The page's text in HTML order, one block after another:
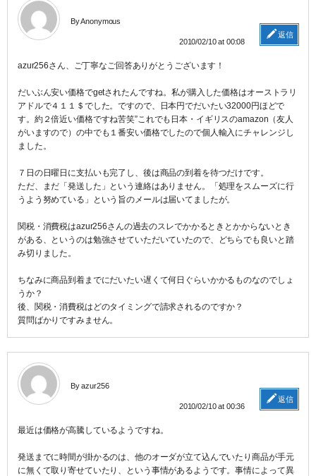
By Anonymous
2010/02/10 at 00:08
返信
azur256さん、ご丁寧なご回答ありがとうございます！
だいぶん安い価格でgetされたんですね。私が購入した価格はオーストラリ
アドルで４１１＄でした。ですので、日本円でだいたい32000円ほどで
す。約２倍近い価格ですね苦笑”これでも日本・イギリスのamazon（友人
がいますので）の中でも１番安い価格でしたので個人輸入にチャレンジし
ました。
７日の日曜日に支払いも完了し、後は商品の到着を待つだけです。
ただ、まだ「発送した」という連絡はありません。「処理をスムーズに行
うよう努めている」という旨のメールは届いてましたが。
関税・消費税はazur256さんの過去のスレでかかるときとかからないとき
がある、というのは勉強させていただいていたので、どちらでも良いと踏
み切りました。
ちなみに商品到着までにだいたい遅くて何日ぐらいかかるものなのでしょ
うか？
後、関税・消費税はどのタイミングで請求されるのですか？
質問ばかりですみません。
By azur256
2010/02/10 at 00:36
返信
最近は価格が高騰しているようですね。
発送までに時間が掛かるのは、他のオーダが立て込んでいたり商品が手元
に無くて取り寄せていたり、という事情があるようです。事情によって異